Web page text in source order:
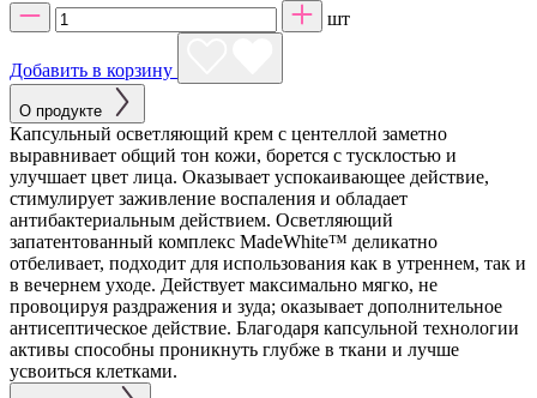
шт
Добавить в корзину
О продукте
Капсульный осветляющий крем с центеллой заметно
выравнивает общий тон кожи, борется с тусклостью и
улучшает цвет лица. Оказывает успокаивающее действие,
стимулирует заживление воспаления и обладает
антибактериальным действием. Осветляющий
запатентованный комплекс MadeWhite™ деликатно
отбеливает, подходит для использования как в утреннем, так и
в вечернем уходе. Действует максимально мягко, не
провоцируя раздражения и зуда; оказывает дополнительное
антисептическое действие. Благодаря капсульной технологии
активы способны проникнуть глубже в ткани и лучше
усвоиться клетками.